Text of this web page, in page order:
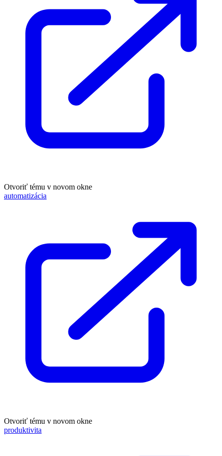
Otvoriť tému v novom okne
automatizácia
Otvoriť tému v novom okne
produktivita